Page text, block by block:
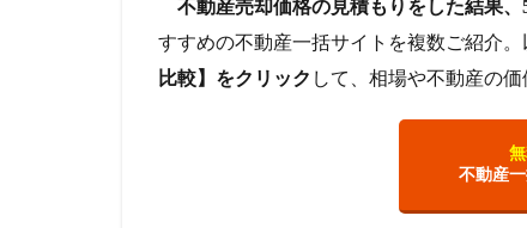
不動産売却価格の見積もりをした結果、
すすめの不動産一括サイトを複数ご紹介。
比較】をクリック して、相場や不動産の価
不動産